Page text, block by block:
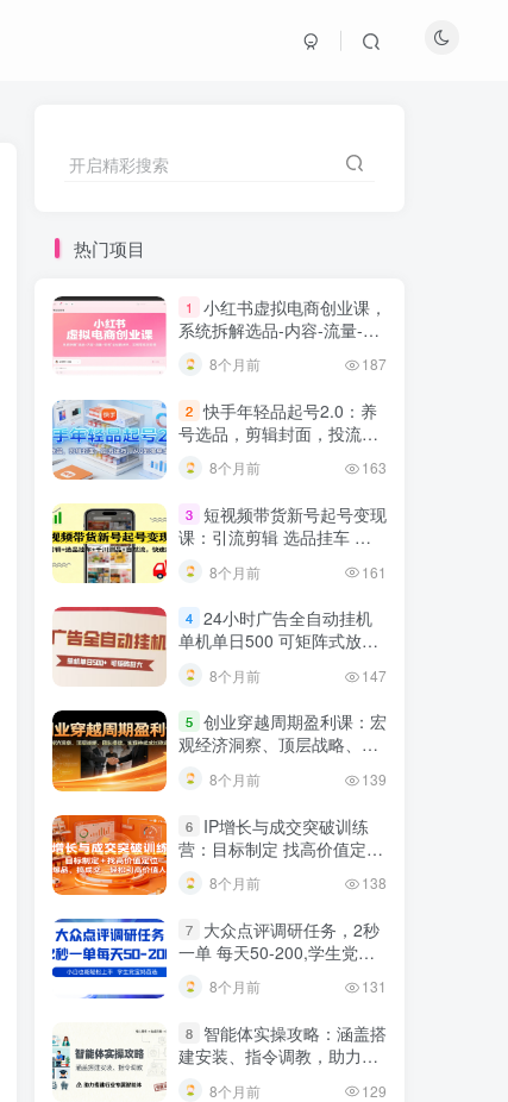
开启精彩搜索
热门项目
1
小红书虚拟电商创业课，
系统拆解选品-内容-流量-变
8个月前 187
2 快手年轻品起号2.0：养
号选品，剪辑封面，投流技
8个月前 163
3
短视频带货新号起号变现
课：引流剪辑 选品挂车 千
川测品 自然流，快速起量
8个月前 161
4 24小时广告全自动挂机
单机单日500 可矩阵式放大
无需人工看守 新手小白轻松
玩转8个月前 147
5 创业穿越周期盈利课：宏
观经济洞察、顶层战略、团
队搭建，实现持续成长稳定
变现8个月前 139
6
IP增长与成交突破训练
营：目标制定 找高价值定
引高价值人脉
8个月前 138
7
大众点评调研任务，2秒
一单 每天50-200,学生党宝
8个月前 131
8
智能体实操攻略：涵盖搭
建安装、指令调教，助力搭
建行业专属智能体
8个月前 129